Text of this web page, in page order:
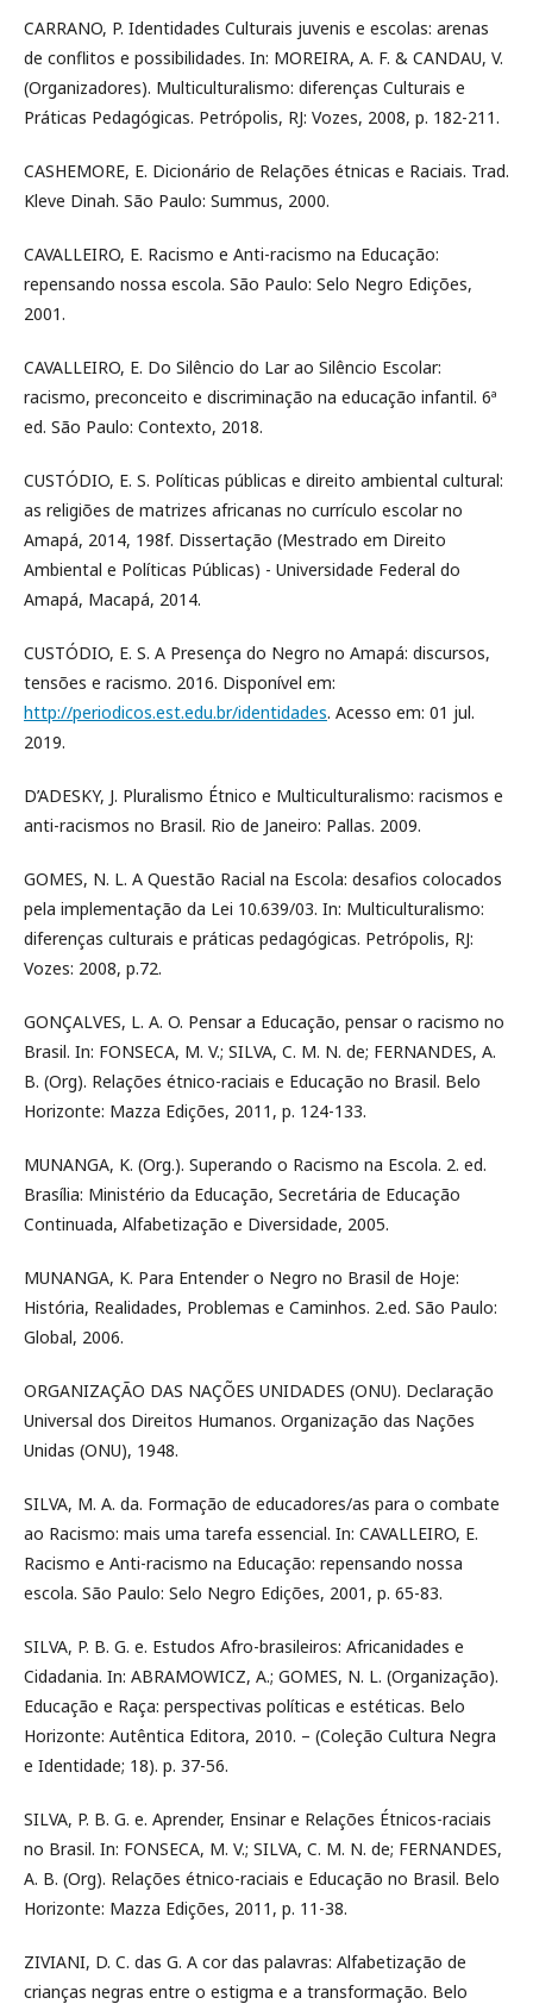
CARRANO, P. Identidades Culturais juvenis e escolas: arenas
de conflitos e possibilidades. In: MOREIRA, A. F. & CANDAU, V.
(Organizadores). Multiculturalismo: diferenças Culturais e
Práticas Pedagógicas. Petrópolis, RJ: Vozes, 2008, p. 182-211.
CASHEMORE, E. Dicionário de Relações étnicas e Raciais. Trad.
Kleve Dinah. São Paulo: Summus, 2000.
CAVALLEIRO, E. Racismo e Anti-racismo na Educação:
repensando nossa escola. São Paulo: Selo Negro Edições,
2001.
CAVALLEIRO, E. Do Silêncio do Lar ao Silêncio Escolar:
racismo, preconceito e discriminação na educação infantil. 6ª
ed. São Paulo: Contexto, 2018.
CUSTÓDIO, E. S. Políticas públicas e direito ambiental cultural:
as religiões de matrizes africanas no currículo escolar no
Amapá, 2014, 198f. Dissertação (Mestrado em Direito
Ambiental e Políticas Públicas) - Universidade Federal do
Amapá, Macapá, 2014.
CUSTÓDIO, E. S. A Presença do Negro no Amapá: discursos,
tensões e racismo. 2016. Disponível em:
http://periodicos.est.edu.br/identidades. Acesso em: 01 jul.
2019.
D’ADESKY, J. Pluralismo Étnico e Multiculturalismo: racismos e
anti-racismos no Brasil. Rio de Janeiro: Pallas. 2009.
GOMES, N. L. A Questão Racial na Escola: desafios colocados
pela implementação da Lei 10.639/03. In: Multiculturalismo:
diferenças culturais e práticas pedagógicas. Petrópolis, RJ:
Vozes: 2008, p.72.
GONÇALVES, L. A. O. Pensar a Educação, pensar o racismo no
Brasil. In: FONSECA, M. V.; SILVA, C. M. N. de; FERNANDES, A.
B. (Org). Relações étnico-raciais e Educação no Brasil. Belo
Horizonte: Mazza Edições, 2011, p. 124-133.
MUNANGA, K. (Org.). Superando o Racismo na Escola. 2. ed.
Brasília: Ministério da Educação, Secretária de Educação
Continuada, Alfabetização e Diversidade, 2005.
MUNANGA, K. Para Entender o Negro no Brasil de Hoje:
História, Realidades, Problemas e Caminhos. 2.ed. São Paulo:
Global, 2006.
ORGANIZAÇÃO DAS NAÇÕES UNIDADES (ONU). Declaração
Universal dos Direitos Humanos. Organização das Nações
Unidas (ONU), 1948.
SILVA, M. A. da. Formação de educadores/as para o combate
ao Racismo: mais uma tarefa essencial. In: CAVALLEIRO, E.
Racismo e Anti-racismo na Educação: repensando nossa
escola. São Paulo: Selo Negro Edições, 2001, p. 65-83.
SILVA, P. B. G. e. Estudos Afro-brasileiros: Africanidades e
Cidadania. In: ABRAMOWICZ, A.; GOMES, N. L. (Organização).
Educação e Raça: perspectivas políticas e estéticas. Belo
Horizonte: Autêntica Editora, 2010. – (Coleção Cultura Negra
e Identidade; 18). p. 37-56.
SILVA, P. B. G. e. Aprender, Ensinar e Relações Étnicos-raciais
no Brasil. In: FONSECA, M. V.; SILVA, C. M. N. de; FERNANDES,
A. B. (Org). Relações étnico-raciais e Educação no Brasil. Belo
Horizonte: Mazza Edições, 2011, p. 11-38.
ZIVIANI, D. C. das G. A cor das palavras: Alfabetização de
crianças negras entre o estigma e a transformação. Belo